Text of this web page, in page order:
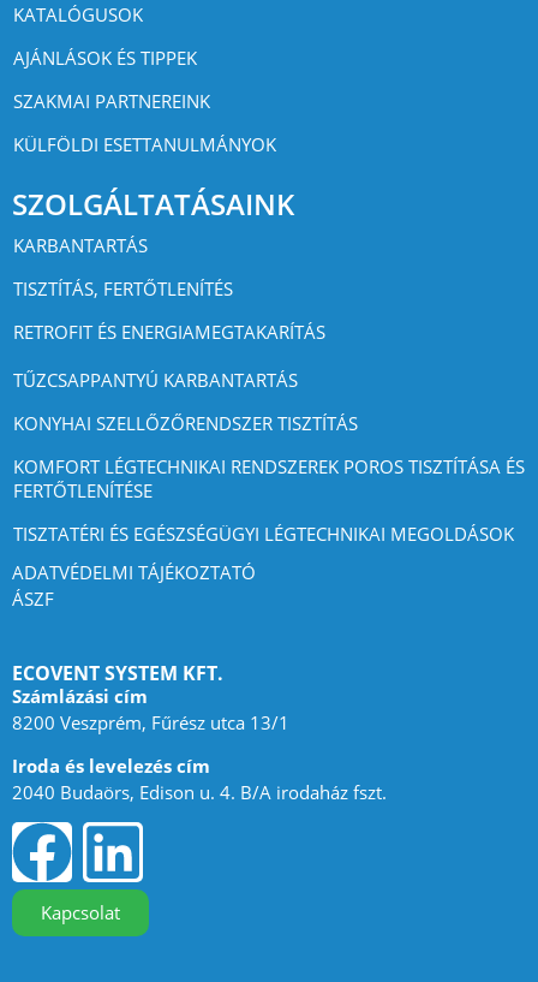
KATALÓGUSOK
AJÁNLÁSOK ÉS TIPPEK
SZAKMAI PARTNEREINK
KÜLFÖLDI ESETTANULMÁNYOK
SZOLGÁLTATÁSAINK
KARBANTARTÁS
TISZTÍTÁS, FERTŐTLENÍTÉS
RETROFIT ÉS ENERGIAMEGTAKARÍTÁS
TŰZCSAPPANTYÚ KARBANTARTÁS
KONYHAI SZELLŐZŐRENDSZER TISZTÍTÁS
KOMFORT LÉGTECHNIKAI RENDSZEREK POROS TISZTÍTÁSA ÉS
FERTŐTLENÍTÉSE
TISZTATÉRI ÉS EGÉSZSÉGÜGYI LÉGTECHNIKAI MEGOLDÁSOK
ADATVÉDELMI TÁJÉKOZTATÓ
ÁSZF
ECOVENT SYSTEM KFT.
Számlázási cím
8200 Veszprém, Fűrész utca 13/1
Iroda és levelezés cím
2040 Budaörs, Edison u. 4. B/A irodaház fszt.
Kapcsolat